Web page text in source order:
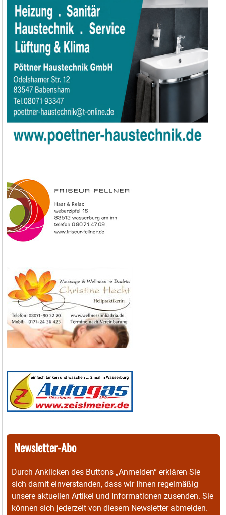
Newsletter-Abo
Durch Anklicken des Buttons „Anmelden“ erklären Sie
sich damit einverstanden, dass wir Ihnen regelmäßig
unsere aktuellen Artikel und Informationen zusenden. Sie
können sich jederzeit von diesem Newsletter abmelden.